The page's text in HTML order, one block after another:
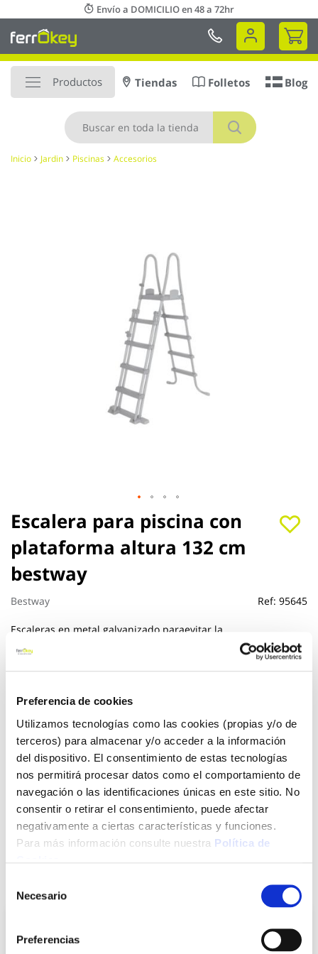
Preferencia de cookies
Utilizamos tecnologías como las cookies (propias y/o de
terceros) para almacenar y/o acceder a la información
del dispositivo. El consentimiento de estas tecnologías
nos permitirá procesar datos como el comportamiento de
navegación o las identificaciones únicas en este sitio. No
consentir o retirar el consentimiento, puede afectar
negativamente a ciertas características y funciones.
Para más información consulte nuestra Política de
Necesario
Preferencias
al
contenido
Envío a DOMICILIO en 48 a 72hr
Mi
Productos
Buscar
Tiendas Folletos Blog
Inicio Jardin Piscinas Accesorios
Escalera para piscina con
plataforma altura 132 cm
bestway
Bestway Ref: 95645
Escaleras en metal galvanizado paraevitar la
Ver más
90,30 €
Agotado
Introduce tu e-mail y te avisaremos si el artículo vuelve a
estar disponible.
Avisarme
Saltar
al
comienzo
de
la
galería
de